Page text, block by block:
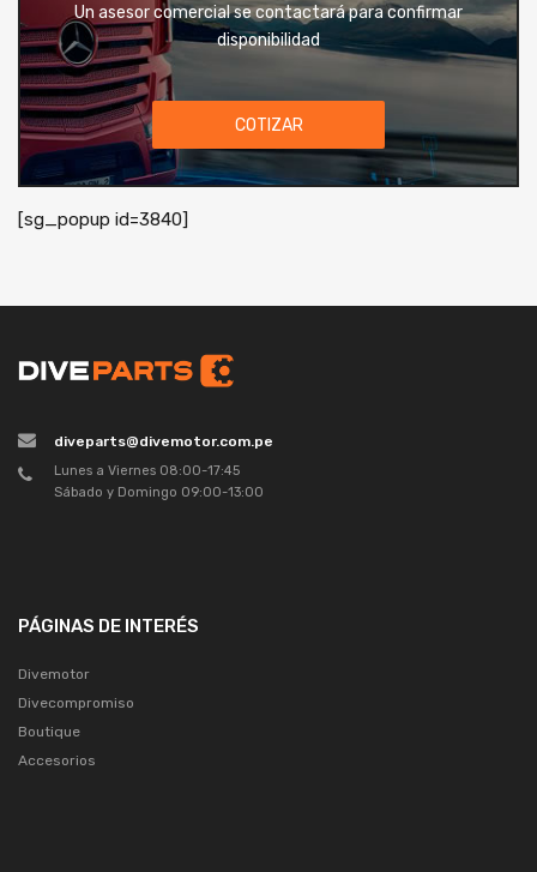
Un asesor comercial se contactará para confirmar
disponibilidad
COTIZAR
[sg_popup id=3840]
diveparts@divemotor.com.pe
Lunes a Viernes 08:00-17:45
Sábado y Domingo 09:00-13:00
PÁGINAS DE INTERÉS
Divemotor
Divecompromiso
Boutique
Accesorios